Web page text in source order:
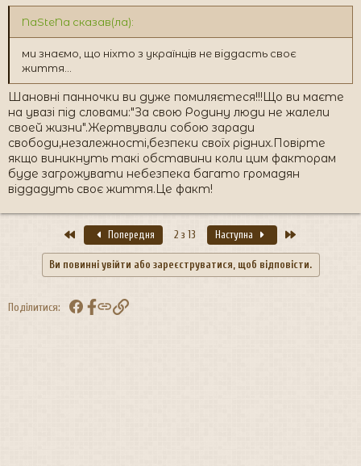
NaSteNa сказав(ла):
ми знаємо, що ніхто з українців не віддасть своє
життя...
Шановні панночки ви дуже помиляєтеся!!!Що ви маєте
на увазі під словами:"За свою Родину люди не жалели
своей жизни".Жертвували собою заради
свободи,незалежності,безпеки своїх рідних.Повірте
якщо виникнуть такі обставини коли цим факторам
буде загрожувати небезпека багато громадян
віддадуть своє життя.Це факт!
ПершийПопередня 2 з 13 Наступна
Ви повинні увійти або зареєструватися, щоб відповісти.
Поділитися: FacebookПосилання